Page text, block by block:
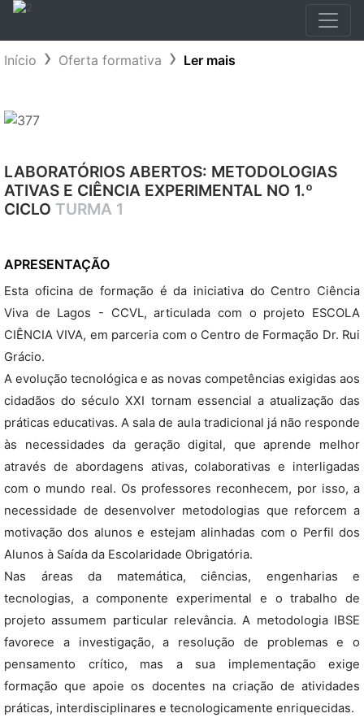
Início Oferta formativa Ler mais
LABORATÓRIOS ABERTOS: METODOLOGIAS
ATIVAS E CIÊNCIA EXPERIMENTAL NO 1.º
CICLO TURMA 1
APRESENTAÇÃO
Esta oficina de formação é da iniciativa do Centro Ciência
Viva de Lagos - CCVL, articulada com o projeto ESCOLA
CIÊNCIA VIVA, em parceria com o Centro de Formação Dr. Rui
Grácio.
A evolução tecnológica e as novas competências exigidas aos
cidadãos do século XXI tornam essencial a atualização das
práticas educativas. A sala de aula tradicional já não responde
às necessidades da geração digital, que aprende melhor
através de abordagens ativas, colaborativas e interligadas
com o mundo real. Os professores reconhecem, por isso, a
necessidade de desenvolver metodologias que reforcem a
motivação dos alunos e estejam alinhadas com o Perfil dos
Alunos à Saída da Escolaridade Obrigatória.
Nas áreas da matemática, ciências, engenharias e
tecnologias, a componente experimental e o trabalho de
projeto assumem particular relevância. A metodologia IBSE
favorece a investigação, a resolução de problemas e o
pensamento crítico, mas a sua implementação exige
formação que apoie os docentes na criação de atividades
práticas, interdisciplinares e tecnologicamente enriquecidas.